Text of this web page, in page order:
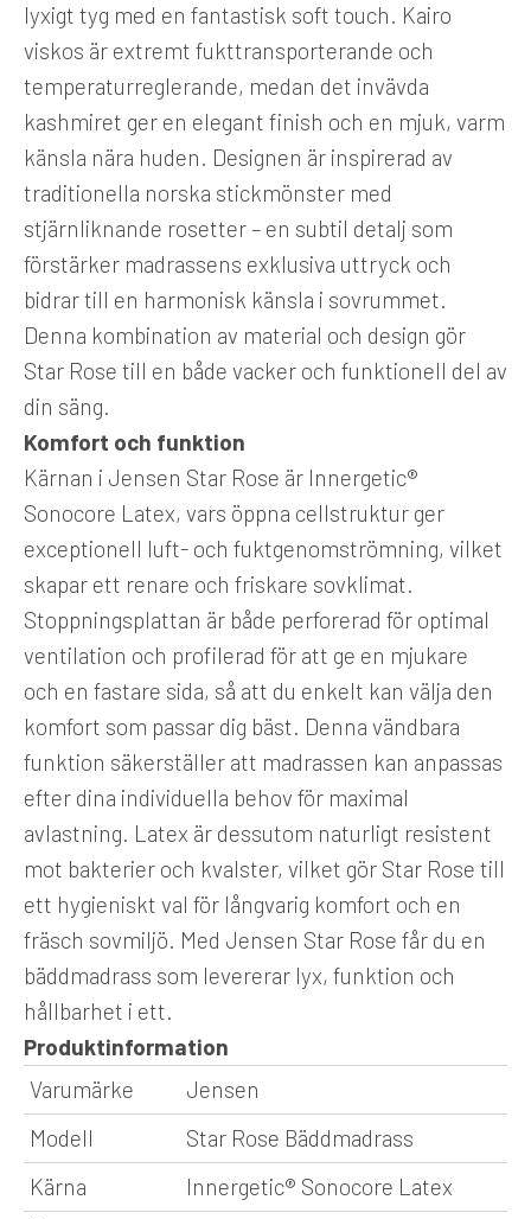
lyxigt tyg med en fantastisk soft touch. Kairo
viskos är extremt fukttransporterande och
temperaturreglerande, medan det invävda
kashmiret ger en elegant finish och en mjuk, varm
känsla nära huden. Designen är inspirerad av
traditionella norska stickmönster med
stjärnliknande rosetter – en subtil detalj som
förstärker madrassens exklusiva uttryck och
bidrar till en harmonisk känsla i sovrummet.
Denna kombination av material och design gör
Star Rose till en både vacker och funktionell del av
din säng.
Komfort och funktion
Kärnan i Jensen Star Rose är Innergetic®
Sonocore Latex, vars öppna cellstruktur ger
exceptionell luft- och fuktgenomströmning, vilket
skapar ett renare och friskare sovklimat.
Stoppningsplattan är både perforerad för optimal
ventilation och profilerad för att ge en mjukare
och en fastare sida, så att du enkelt kan välja den
komfort som passar dig bäst. Denna vändbara
funktion säkerställer att madrassen kan anpassas
efter dina individuella behov för maximal
avlastning. Latex är dessutom naturligt resistent
mot bakterier och kvalster, vilket gör Star Rose till
ett hygieniskt val för långvarig komfort och en
fräsch sovmiljö. Med Jensen Star Rose får du en
bäddmadrass som levererar lyx, funktion och
hållbarhet i ett.
Produktinformation
Varumärke
Jensen
Modell
Star Rose Bäddmadrass
Kärna
Innergetic® Sonocore Latex